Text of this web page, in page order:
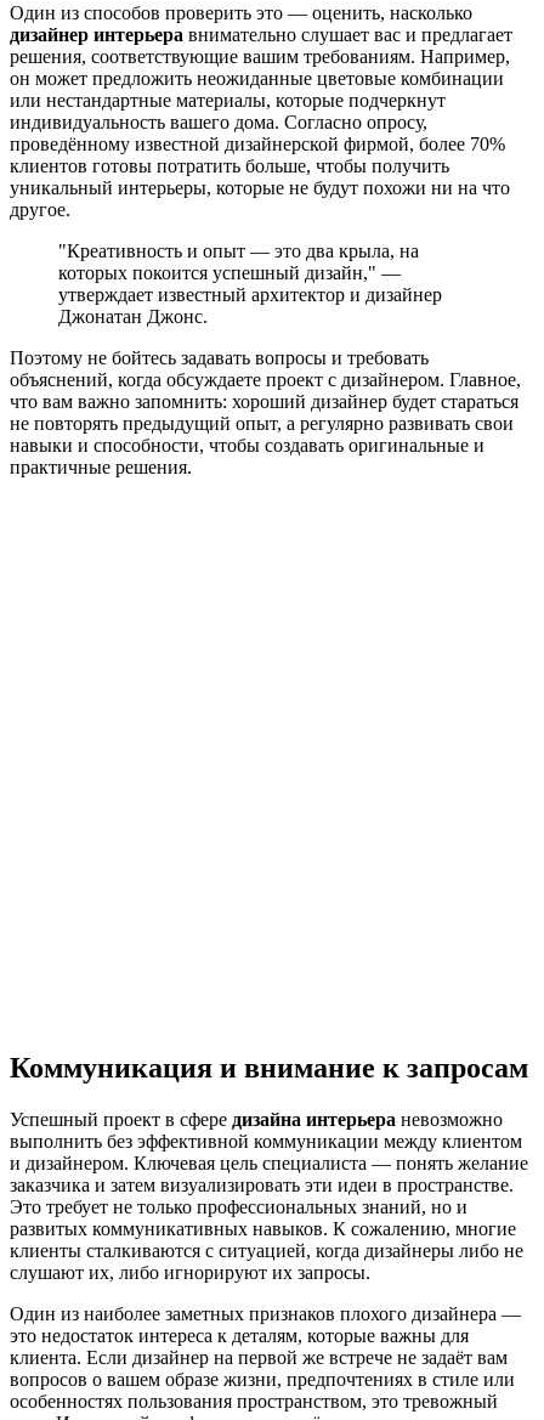
Один из способов проверить это — оценить, насколько
дизайнер интерьера внимательно слушает вас и предлагает
решения, соответствующие вашим требованиям. Например,
он может предложить неожиданные цветовые комбинации
или нестандартные материалы, которые подчеркнут
индивидуальность вашего дома. Согласно опросу,
проведённому известной дизайнерской фирмой, более 70%
клиентов готовы потратить больше, чтобы получить
уникальный интерьеры, которые не будут похожи ни на что
другое.
"Креативность и опыт — это два крыла, на
которых покоится успешный дизайн," —
утверждает известный архитектор и дизайнер
Джонатан Джонс.
Поэтому не бойтесь задавать вопросы и требовать
объяснений, когда обсуждаете проект с дизайнером. Главное,
что вам важно запомнить: хороший дизайнер будет стараться
не повторять предыдущий опыт, а регулярно развивать свои
навыки и способности, чтобы создавать оригинальные и
практичные решения.
Коммуникация и внимание к запросам
Успешный проект в сфере дизайна интерьера невозможно
выполнить без эффективной коммуникации между клиентом
и дизайнером. Ключевая цель специалиста — понять желание
заказчика и затем визуализировать эти идеи в пространстве.
Это требует не только профессиональных знаний, но и
развитых коммуникативных навыков. К сожалению, многие
клиенты сталкиваются с ситуацией, когда дизайнеры либо не
слушают их, либо игнорируют их запросы.
Один из наиболее заметных признаков плохого дизайнера —
это недостаток интереса к деталям, которые важны для
клиента. Если дизайнер на первой же встрече не задаёт вам
вопросов о вашем образе жизни, предпочтениях в стиле или
особенностях пользования пространством, это тревожный